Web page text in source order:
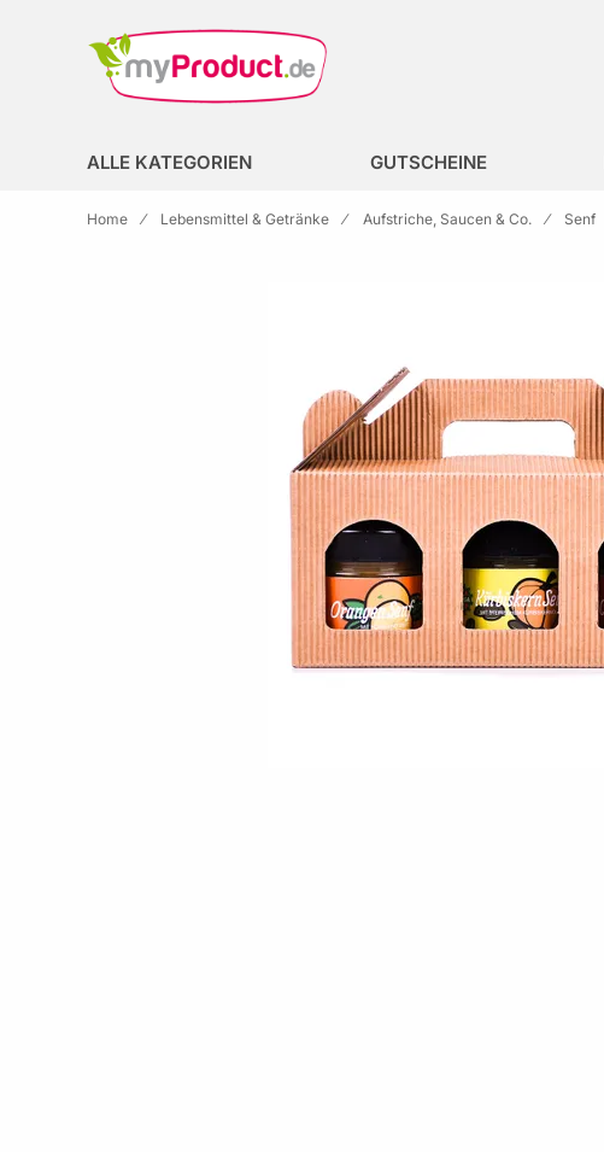
ALLE KATEGORIEN GUTSCHEINE
Home Lebensmittel & Getränke Aufstriche, Saucen & Co. Senf